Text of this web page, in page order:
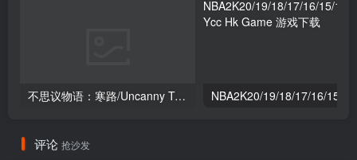
不思议物语：寒路/Uncanny Tales: Cold Road
评论 抢沙发